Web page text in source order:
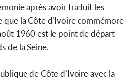
après avoir traduit les
que la Côte d’Ivoire commémore
1960 est le point de départ
de la Seine.
de Côte d’Ivoire avec la